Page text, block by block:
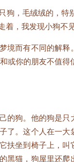
，毛绒绒的，特
着，我发现小狗不
而有不同的解释
或你的朋友不值
狗。他的狗是只
了。这个人在一
扶坐到椅子上，
黑猫，狗屋里还